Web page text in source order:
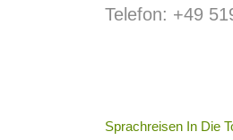
Telefon: +49
Sprachreisen In Die